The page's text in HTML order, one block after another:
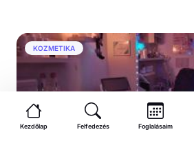
KOZMETIKA
Kezdőlap Felfedezés Foglalásaim